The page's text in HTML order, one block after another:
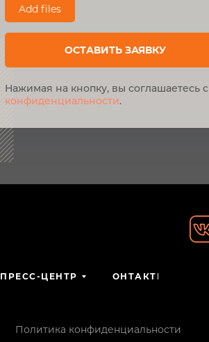
Нажимая на кнопку, вы соглашаетесь с
конфиденциальности.
Add files
ОСТАВИТЬ ЗАЯВКУ
Политика конфиденциальности
ПРЕСС-ЦЕНТР КОНТАКТЫ